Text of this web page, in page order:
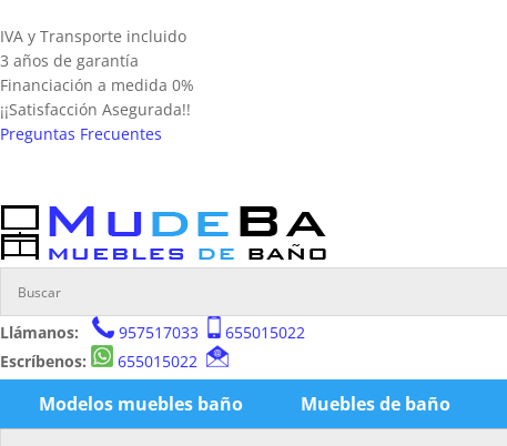
IVA y Transporte incluido
3 años de garantía
Financiación a medida 0%
¡¡Satisfacción Asegurada!!
Preguntas Frecuentes
Llámanos: 957517033
655015022
Escríbenos:
655015022
Modelos muebles baño Muebles de baño